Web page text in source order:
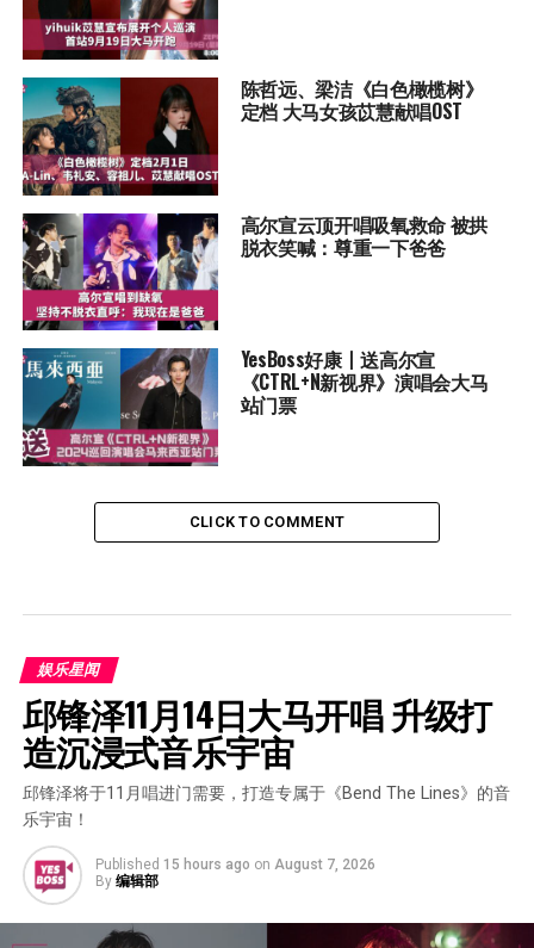
陈哲远、梁洁《白色橄榄树》
定档 大马女孩苡慧献唱OST
高尔宣云顶开唱吸氧救命 被拱
脱衣笑喊：尊重一下爸爸
YesBoss好康丨送高尔宣
《CTRL+N新视界》演唱会大马
站门票
CLICK TO COMMENT
娱乐星闻
邱锋泽11月14日大马开唱 升级打
造沉浸式音乐宇宙
邱锋泽将于11月唱进门需要，打造专属于《Bend The Lines》的音
乐宇宙！
Published 15 hours ago on August 7, 2026
By 编辑部